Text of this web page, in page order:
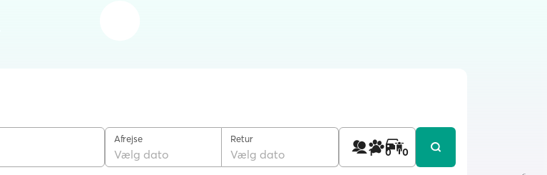
Afrejse
Vælg dato
Retur
Vælg dato 1 0 0